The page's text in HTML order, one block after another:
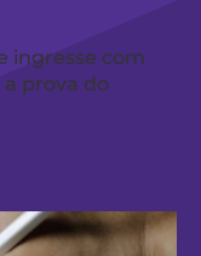
ingresse com
prova do